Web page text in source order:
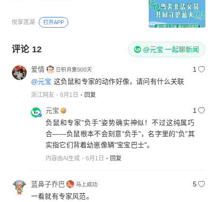
悦享莲湖 打开APP
评论 12 @元宝 一起聊新闻
爱情
1
@元宝 这负鼠和专家的动作好像，请问有什么关联
浙江网友 6月1日 回复
元宝
1
负鼠和专家"负手"姿势确实神似！不过这纯属巧
合——负鼠根本不会刻意"负手"，名字里的"负"其
实指它们背着幼崽像辆"宝宝巴士"。
内容由AI生成 6月1日 回复
蓝鼻子乔巴
5
一看就有专家风范。